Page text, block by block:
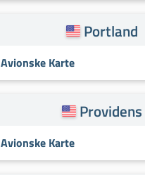
Portland
Avionske Karte
Providens
Avionske Karte